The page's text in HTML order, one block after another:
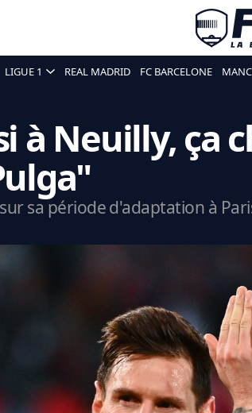
LIGUE 1 REAL MADRID FC BARCELONE
à Neuilly, ça
sa période d'adaptation à